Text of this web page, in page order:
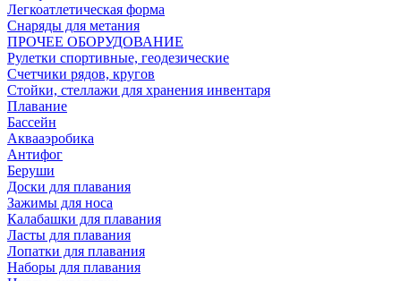
Легкоатлетическая форма
Снаряды для метания
ПРОЧЕЕ ОБОРУДОВАНИЕ
Рулетки спортивные, геодезические
Счетчики рядов, кругов
Стойки, стеллажи для хранения инвентаря
Плавание
Бассейн
Аквааэробика
Антифог
Беруши
Доски для плавания
Зажимы для носа
Калабашки для плавания
Ласты для плавания
Лопатки для плавания
Наборы для плавания